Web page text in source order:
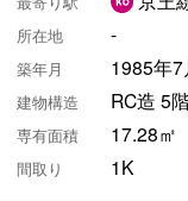
所在地 -
築年月 1985年7
建物構造 RC造 5
専有面積 17.28㎡
間取り 1K